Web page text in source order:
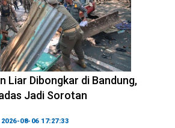
Liar Dibongkar di Bandung,
Jadi Sorotan
2026-08-06 17:27:33